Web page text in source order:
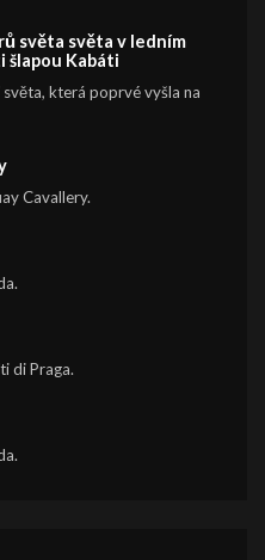
světa světa v ledním
šlapou Kabáti
která poprvé vyšla na
Cavallery.
di Praga.